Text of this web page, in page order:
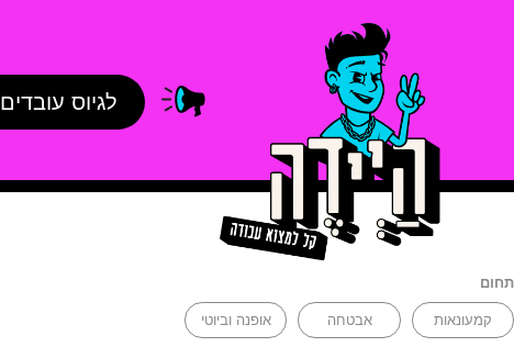
לגיוס עובדים
תחום
קמעונאות אבטחה אופנה וביוטי